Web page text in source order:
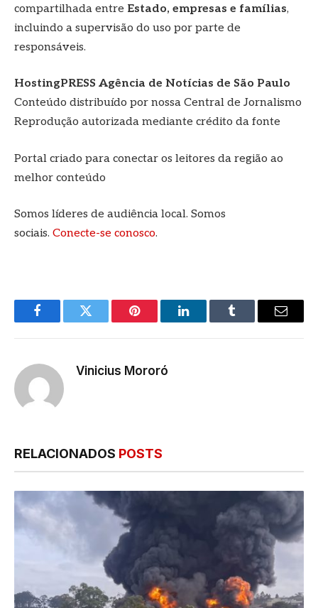
compartilhada entre Estado, empresas e famílias,
incluindo a supervisão do uso por parte de
responsáveis.
HostingPRESS Agência de Notícias de São Paulo
Conteúdo distribuído por nossa Central de Jornalismo
Reprodução autorizada mediante crédito da fonte
Portal criado para conectar os leitores da região ao
melhor conteúdo
Somos líderes de audiência local. Somos
sociais. Conecte-se conosco.
FacebookTwitter Pinterest LinkedInTumblr
E-
Vinicius Mororó
RELACIONADOS POSTS